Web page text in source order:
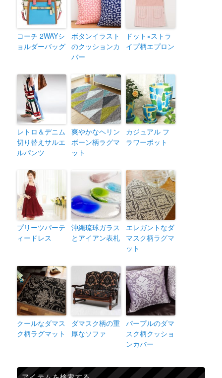
コーチ 2WAYシ
ョルダーバッグ
ボタンイラスト
のクッションカ
バー
ドット×ストラ
イプ柄エプロン
レトロ＆デニム
切り替えサルエ
ルパンツ
爽やかなヘリン
ボーン柄ラグマ
ット
カジュアル フ
ラワーポット
プリーツパーテ
ィードレス
沖縄琉球ガラス
とアイアン表札
エレガントなダ
マスク柄ラグマ
ット
クールなダマス
ク柄ラグマット
ダマスク柄の重
厚なソファ
パープルのダマ
スク柄クッショ
ンカバー